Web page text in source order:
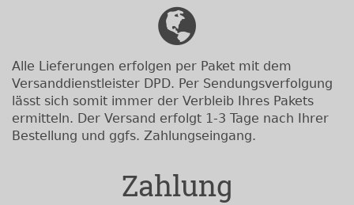
Alle Lieferungen erfolgen per Paket mit dem
Versanddienstleister DPD. Per Sendungsverfolgung
lässt sich somit immer der Verbleib Ihres Pakets
ermitteln. Der Versand erfolgt 1-3 Tage nach Ihrer
Bestellung und ggfs. Zahlungseingang.
Zahlung